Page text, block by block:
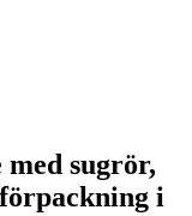
med sugrör,
i